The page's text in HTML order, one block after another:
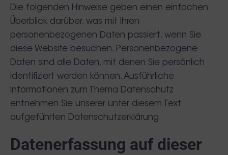
Die folgenden Hinweise geben einen einfachen
Überblick darüber, was mit Ihren
personenbezogenen Daten passiert, wenn Sie
diese Website besuchen. Personenbezogene
Daten sind alle Daten, mit denen Sie persönlich
identifiziert werden können. Ausführliche
Informationen zum Thema Datenschutz
entnehmen Sie unserer unter diesem Text
aufgeführten Datenschutzerklärung.
Datenerfassung auf dieser